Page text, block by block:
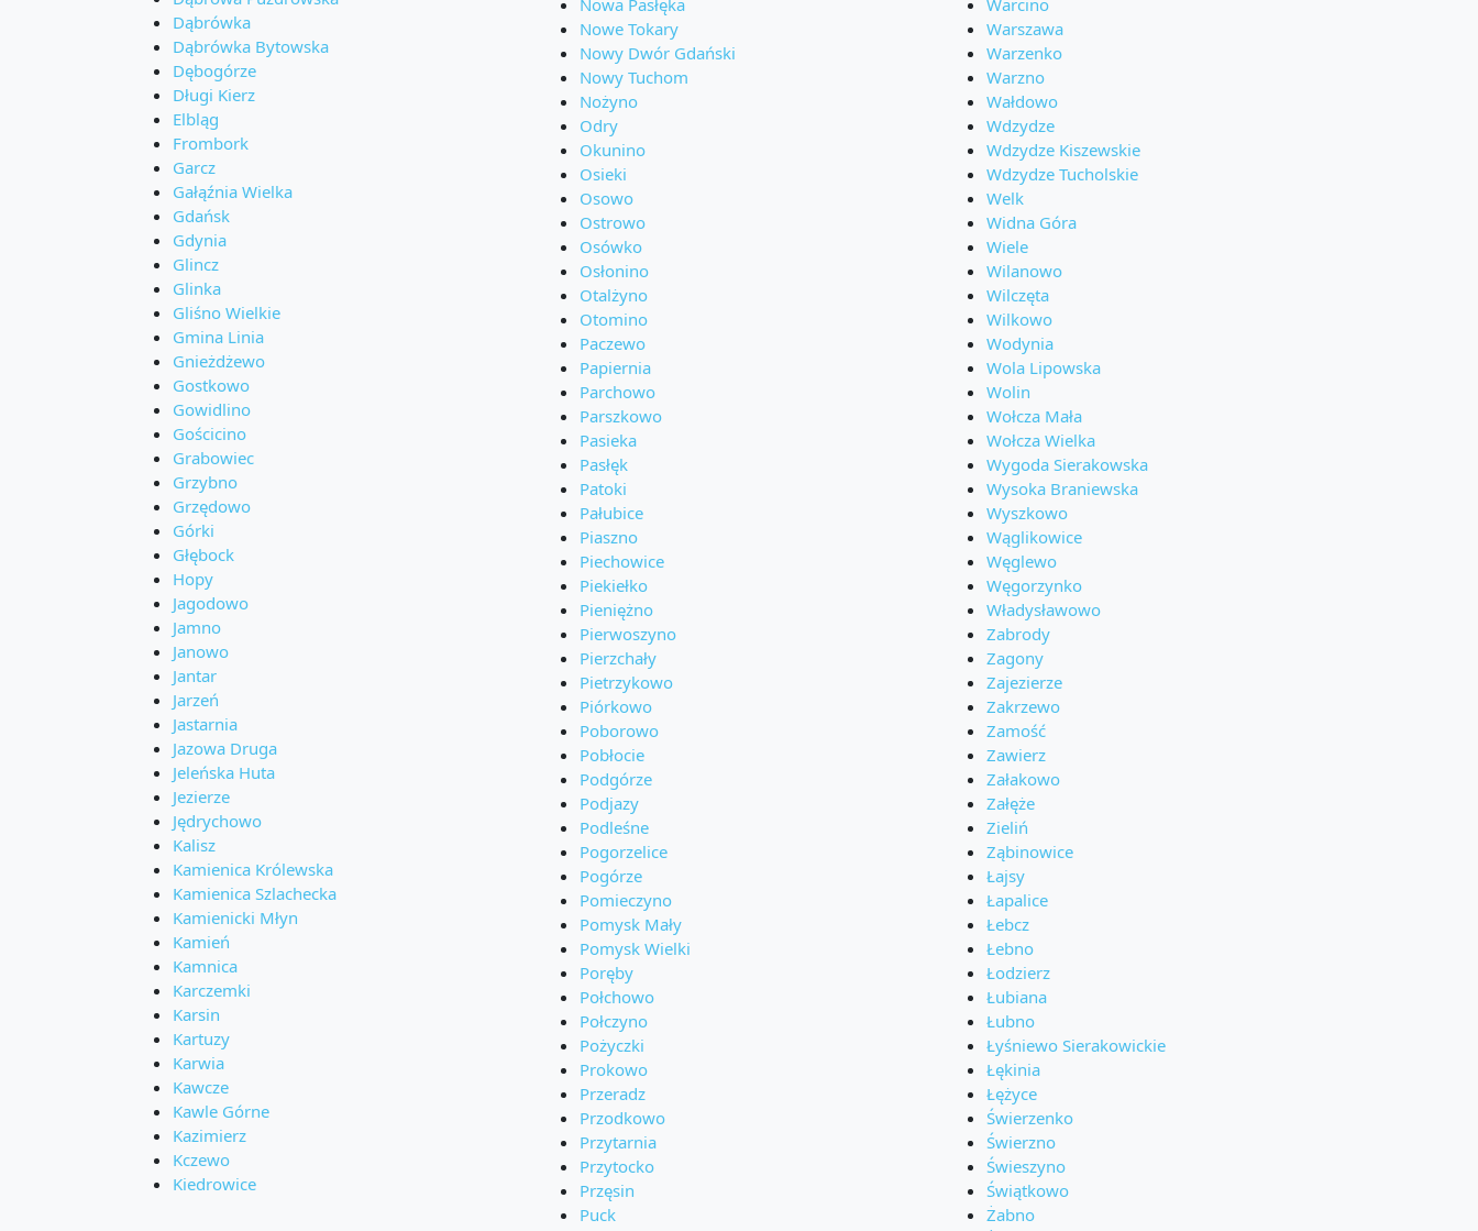
Dąbrówka
Dąbrówka Bytowska
Dębogórze
Długi Kierz
Elbląg
Frombork
Garcz
Gałąźnia Wielka
Gdańsk
Gdynia
Glincz
Glinka
Gliśno Wielkie
Gmina Linia
Gnieżdżewo
Gostkowo
Gowidlino
Gościcino
Grabowiec
Grzybno
Grzędowo
Górki
Głębock
Hopy
Jagodowo
Jamno
Janowo
Jantar
Jarzeń
Jastarnia
Jazowa Druga
Jeleńska Huta
Jezierze
Jędrychowo
Kalisz
Kamienica Królewska
Kamienica Szlachecka
Kamienicki Młyn
Kamień
Kamnica
Karczemki
Karsin
Kartuzy
Karwia
Kawcze
Kawle Górne
Kazimierz
Kczewo
Kiedrowice
Nowa Pasłęka
Nowe Tokary
Nowy Dwór Gdański
Nowy Tuchom
Nożyno
Odry
Okunino
Osieki
Osowo
Ostrowo
Osówko
Osłonino
Otalżyno
Otomino
Paczewo
Papiernia
Parchowo
Parszkowo
Pasieka
Pasłęk
Patoki
Pałubice
Piaszno
Piechowice
Piekiełko
Pieniężno
Pierwoszyno
Pierzchały
Pietrzykowo
Piórkowo
Poborowo
Pobłocie
Podgórze
Podjazy
Podleśne
Pogorzelice
Pogórze
Pomieczyno
Pomysk Mały
Pomysk Wielki
Poręby
Połchowo
Połczyno
Pożyczki
Prokowo
Przeradz
Przodkowo
Przytarnia
Przytocko
Przęsin
Puck
Warcino
Warszawa
Warzenko
Warzno
Wałdowo
Wdzydze
Wdzydze Kiszewskie
Wdzydze Tucholskie
Welk
Widna Góra
Wiele
Wilanowo
Wilczęta
Wilkowo
Wodynia
Wola Lipowska
Wolin
Wołcza Mała
Wołcza Wielka
Wygoda Sierakowska
Wysoka Braniewska
Wyszkowo
Wąglikowice
Węglewo
Węgorzynko
Władysławowo
Zabrody
Zagony
Zajezierze
Zakrzewo
Zamość
Zawierz
Załakowo
Załęże
Zieliń
Ząbinowice
Łajsy
Łapalice
Łebcz
Łebno
Łodzierz
Łubiana
Łubno
Łyśniewo Sierakowickie
Łękinia
Łężyce
Świerzenko
Świerzno
Świeszyno
Świątkowo
Żabno